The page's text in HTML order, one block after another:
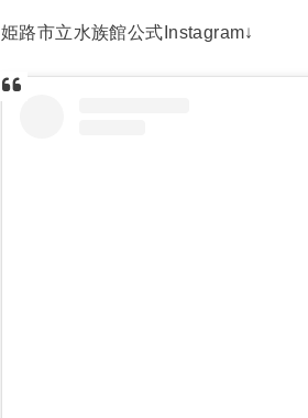
姫路市立水族館公式Instagram↓